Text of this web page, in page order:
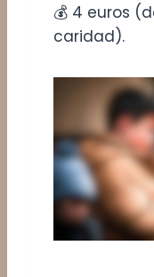
​💰​ 4 euros
caridad).